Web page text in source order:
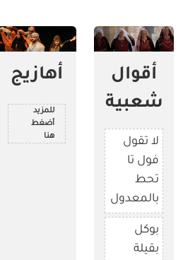
أقوال
شعبية
لا تقول
فول تا
تحط
بالمعدول
بوكل
بقيلة
أهازيج
للمزيد
أضغط
هنا